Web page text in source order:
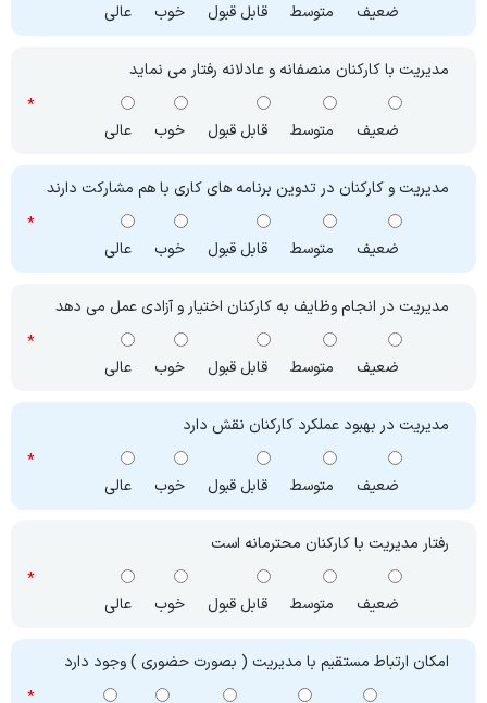
ضعیف متوسط قابل قبول خوب عالی
مدیریت با کارکنان منصفانه و عادلانه رفتار می نماید
ضعیف متوسط قابل قبول خوب عالی
مدیریت و کارکنان در تدوین برنامه های کاری با هم مشارکت دارند
ضعیف متوسط قابل قبول خوب عالی
مدیریت در انجام وظایف به کارکنان اختیار و آزادی عمل می دهد
ضعیف متوسط قابل قبول خوب عالی
مدیریت در بهبود عملکرد کارکنان نقش دارد
ضعیف متوسط قابل قبول خوب عالی
رفتار مدیریت با کارکنان محترمانه است
ضعیف متوسط قابل قبول خوب عالی
امکان ارتباط مستقیم با مدیریت ( بصورت حضوری ) وجود دارد